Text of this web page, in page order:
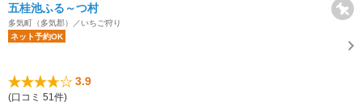
五桂池ふる～つ村
多気町（多気郡）／いちご狩り
ネット予約OK
3.9
(口コミ 51件)